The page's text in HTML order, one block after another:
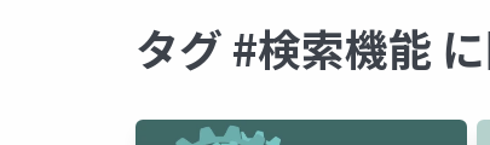
タグ #検索機能